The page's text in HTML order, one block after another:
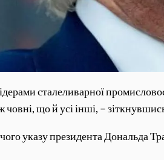
сталеливарної
що й усі інші, –
указу президента Дональда